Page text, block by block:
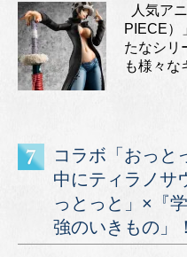
人気ア
PIECE）
たなシリ
も様々な
コラボ「おっと
中にティラノサ
っとっと」×『
強のいきもの」